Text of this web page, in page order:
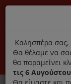
Αποκλειστικά
title
Καλησπέρα σας,
Θα θέλαμε να
θα παραμείνει
τις 6